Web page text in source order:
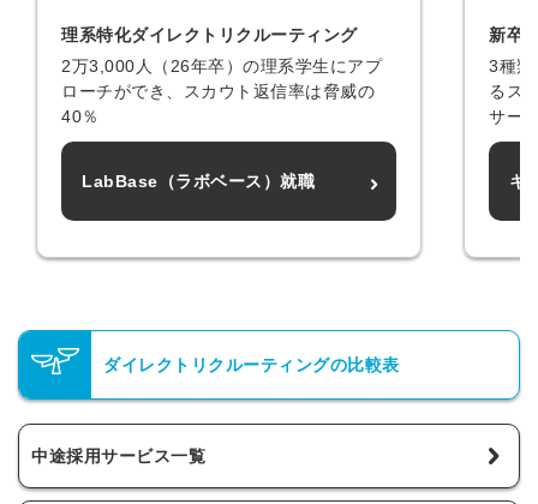
理系特化ダイレクトリクルーティング
2万3,000人（26年卒）の理系学生にアプ
ローチができ、スカウト返信率は脅威の
40％
LabBase（ラボベース）就職
新卒
3種類
るス
サー
キ
ダイレクトリクルーティングの比較表
中途採用サービス一覧